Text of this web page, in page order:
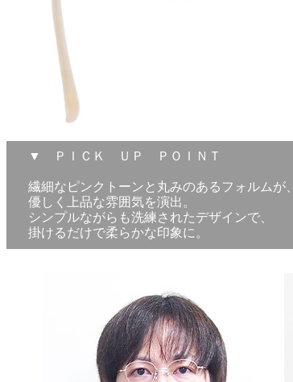
▼ ＰＩＣＫ ＵＰ ＰＯＩＮＴ
繊細なピンクトーンと丸みのあるフォルムが、
優しく上品な雰囲気を演出。
シンプルながらも洗練されたデザインで、
掛けるだけで柔らかな印象に。